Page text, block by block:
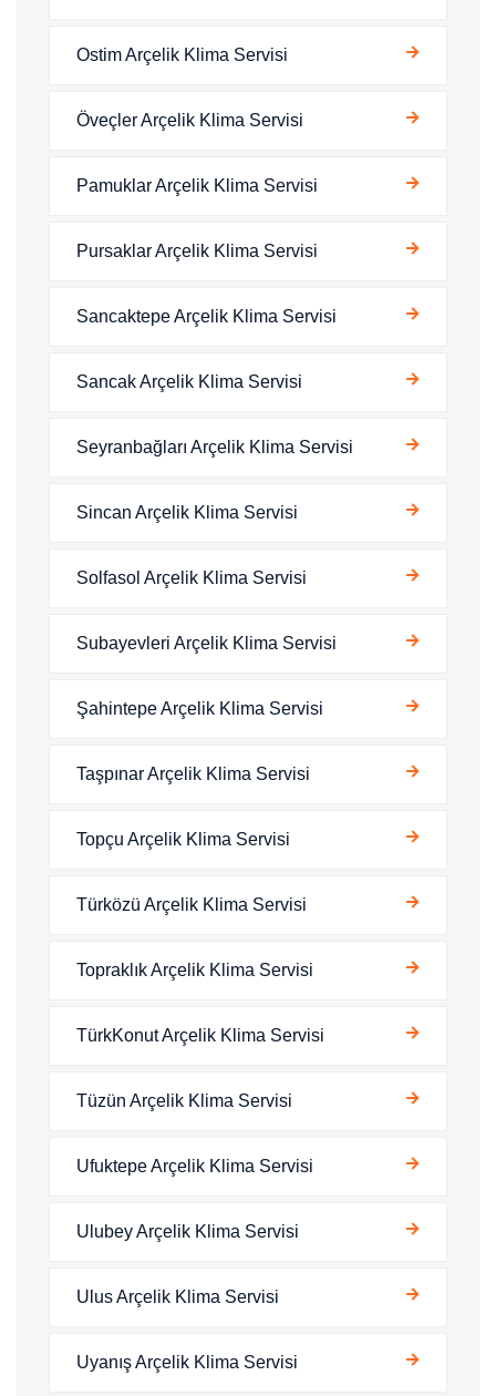
Ostim Arçelik Klima Servisi
Öveçler Arçelik Klima Servisi
Pamuklar Arçelik Klima Servisi
Pursaklar Arçelik Klima Servisi
Sancaktepe Arçelik Klima Servisi
Sancak Arçelik Klima Servisi
Seyranbağları Arçelik Klima Servisi
Sincan Arçelik Klima Servisi
Solfasol Arçelik Klima Servisi
Subayevleri Arçelik Klima Servisi
Şahintepe Arçelik Klima Servisi
Taşpınar Arçelik Klima Servisi
Topçu Arçelik Klima Servisi
Türközü Arçelik Klima Servisi
Topraklık Arçelik Klima Servisi
TürkKonut Arçelik Klima Servisi
Tüzün Arçelik Klima Servisi
Ufuktepe Arçelik Klima Servisi
Ulubey Arçelik Klima Servisi
Ulus Arçelik Klima Servisi
Uyanış Arçelik Klima Servisi